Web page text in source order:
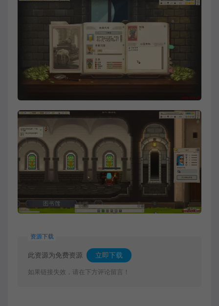
资源下载
此资源为免费资源 立即下载
如果链接失效，请在下方评论留言！